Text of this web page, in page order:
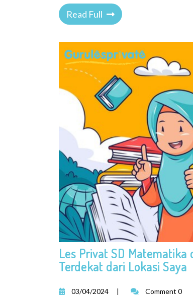
Read Full
Les Privat SD Matematika
Terdekat dari Lokasi Saya
03/04/2024 | Comment 0